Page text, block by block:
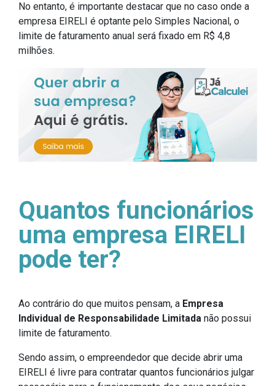
No entanto, é importante destacar que no caso onde a
empresa EIRELI é optante pelo Simples Nacional, o
limite de faturamento anual será fixado em R$ 4,8
milhões.
Quantos funcionários
uma empresa EIRELI
pode ter?
Ao contrário do que muitos pensam, a Empresa
Individual de Responsabilidade Limitada não possui
limite de faturamento.
Sendo assim, o empreendedor que decide abrir uma
EIRELI é livre para contratar quantos funcionários julgar